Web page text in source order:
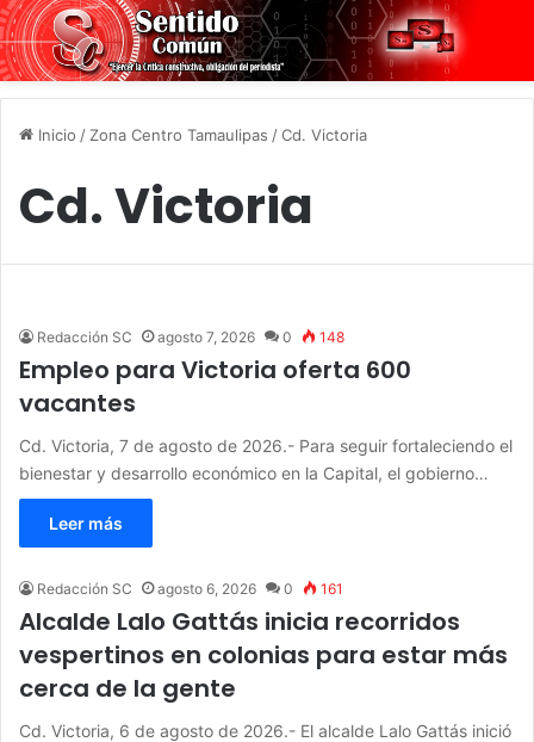
Inicio / Zona Centro Tamaulipas /Cd. Victoria
Cd. Victoria
Redacción SC agosto 7, 2026 0 148
Empleo para Victoria oferta 600
vacantes
Cd. Victoria, 7 de agosto de 2026.- Para seguir fortaleciendo el
bienestar y desarrollo económico en la Capital, el gobierno…
Leer más
Redacción SC agosto 6, 2026 0 161
Alcalde Lalo Gattás inicia recorridos
vespertinos en colonias para estar más
cerca de la gente
Cd. Victoria, 6 de agosto de 2026.- El alcalde Lalo Gattás inició